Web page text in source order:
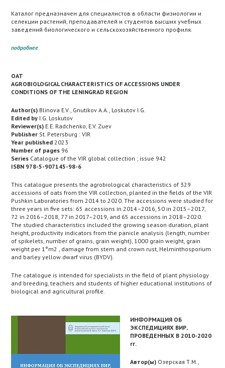
Каталог предназначен для специалистов в области физиологии и
селекции растений, преподавателей и студентов высших учебных
заведений биологического и сельскохозяйственного профиля.
подробнее
OAT
AGROBIOLOGICAL CHARACTERISTICS OF ACCESSIONS UNDER
CONDITIONS OF THE LENINGRAD REGION
Author(s) Blinova E.V., Gnutikov A.A., Loskutov I.G.
Edited by I.G. Loskutov
Reviewer(s) E.E. Radchenko, E.V. Zuev
Publisher St. Petersburg : VIR
Year published 2023
Number of pages 96
Series Catalogue of the VIR global collection ; issue 942
ISBN 978-5-907145-98-6
This catalogue presents the agrobiological characteristics of 329
accessions of oats from the VIR collection, planted in the fields of the VIR
Pushkin Laboratories from 2014 to 2020. The accessions were studied for
three years in five sets: 65 accessions in 2014–2016, 50 in 2015–2017,
72 in 2016–2018, 77 in 2017–2019, and 65 accessions in 2018–2020.
The studied characteristics included the growing season duration, plant
height, productivity indicators from the panicle analysis (length, number
of spikelets, number of grains, grain weight), 1000 grain weight, grain
weight per 1°m2 , damage from stem and crown rust, Helminthosporium
and barley yellow dwarf virus (BYDV).
The catalogue is intended for specialists in the field of plant physiology
and breeding, teachers and students of higher educational institutions of
biological and agricultural profile.
ИНФОРМАЦИЯ ОБ
ЭКСПЕДИЦИЯХ ВИР,
ПРОВЕДЕННЫХ В 2010-2020
гг.
Автор(ы) Озерская Т.М.,